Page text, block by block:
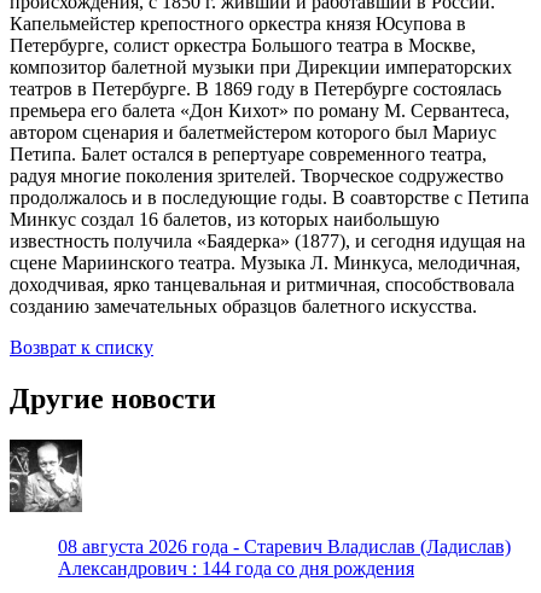
Капельмейстер крепостного оркестра князя Юсупова в
Петербурге, солист оркестра Большого театра в Москве,
композитор балетной музыки при Дирекции императорских
театров в Петербурге. В 1869 году в Петербурге состоялась
премьера его балета «Дон Кихот» по роману М. Сервантеса,
автором сценария и балетмейстером которого был Мариус
Петипа. Балет остался в репертуаре современного театра,
радуя многие поколения зрителей. Творческое содружество
продолжалось и в последующие годы. В соавторстве с Петипа
Минкус создал 16 балетов, из которых наибольшую
известность получила «Баядерка» (1877), и сегодня идущая на
сцене Мариинского театра. Музыка Л. Минкуса, мелодичная,
доходчивая, ярко танцевальная и ритмичная, способствовала
созданию замечательных образцов балетного искусства.
Возврат к списку
Другие новости
08 августа 2026 года - Старевич Владислав (Ладислав)
Александрович : 144 года со дня рождения